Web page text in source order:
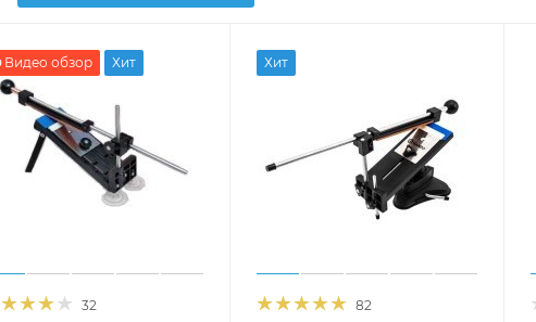
Видео обзор Хит
32
Хит
82